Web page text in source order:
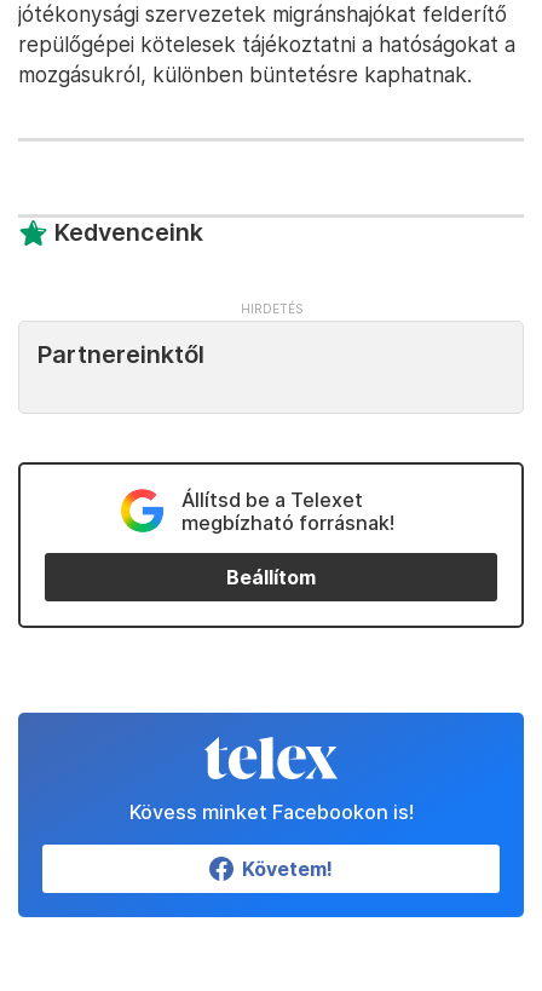
jótékonysági szervezetek migránshajókat felderítő
repülőgépei kötelesek tájékoztatni a hatóságokat a
mozgásukról, különben büntetésre kaphatnak.
Kedvenceink
Partnereinktől
Állítsd be a Telexet
megbízható forrásnak!
Beállítom
Kövess minket Facebookon is!
Követem!